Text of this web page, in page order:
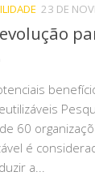
23 DE
60
é
a...